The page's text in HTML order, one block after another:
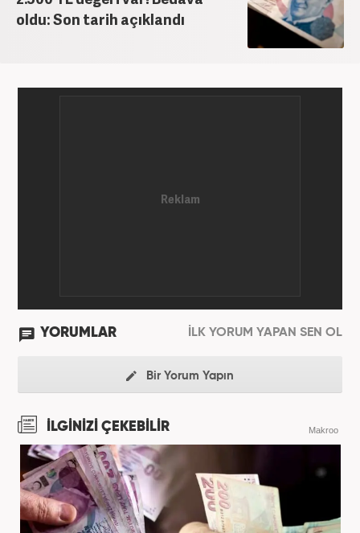
oldu: Son tarih açıklandı
YORUMLAR İLK YORUM YAPAN SEN OL
Bir Yorum Yapın
İLGİNİZİ ÇEKEBİLİR Makroo